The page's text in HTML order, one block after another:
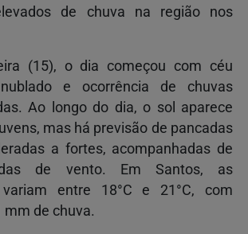
de chuva na região nos
(15), o dia começou com céu
e ocorrência de chuvas
Ao longo do dia, o sol aparece
mas há previsão de pancadas
a fortes, acompanhadas de
de vento. Em Santos, as
entre 18°C e 21°C, com
mm de chuva.